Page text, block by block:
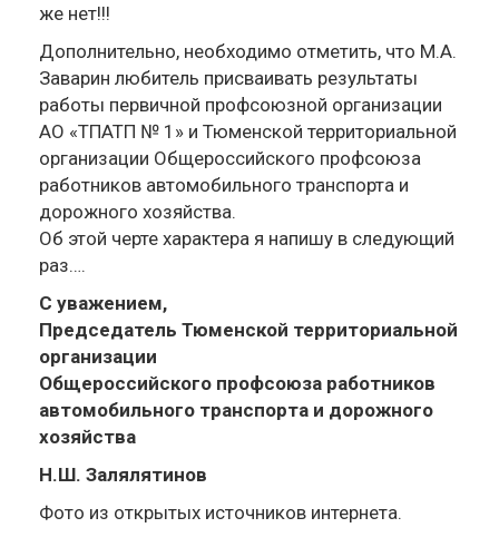
же нет!!!
Дополнительно, необходимо отметить, что М.А.
Заварин любитель присваивать результаты
работы первичной профсоюзной организации
АО «ТПАТП № 1» и Тюменской территориальной
организации Общероссийского профсоюза
работников автомобильного транспорта и
дорожного хозяйства.
Об этой черте характера я напишу в следующий
раз….
С уважением,
Председатель Тюменской территориальной
организации
Общероссийского профсоюза работников
автомобильного транспорта и дорожного
хозяйства
Н.Ш. Залялятинов
Фото из открытых источников интернета.